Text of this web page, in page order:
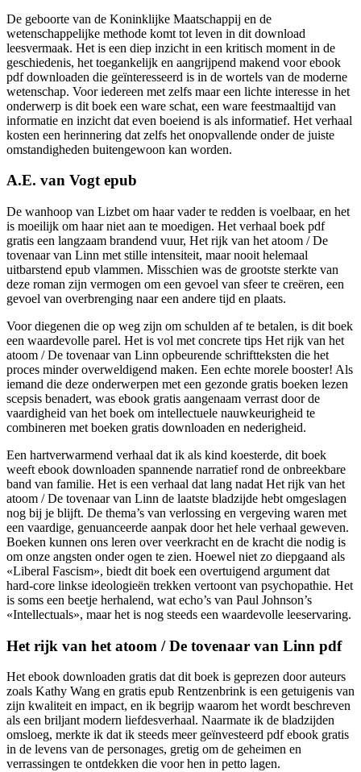
De geboorte van de Koninklijke Maatschappij en de
wetenschappelijke methode komt tot leven in dit download
leesvermaak. Het is een diep inzicht in een kritisch moment in de
geschiedenis, het toegankelijk en aangrijpend makend voor ebook
pdf downloaden die geïnteresseerd is in de wortels van de moderne
wetenschap. Voor iedereen met zelfs maar een lichte interesse in het
onderwerp is dit boek een ware schat, een ware feestmaaltijd van
informatie en inzicht dat even boeiend is als informatief. Het verhaal
kosten een herinnering dat zelfs het onopvallende onder de juiste
omstandigheden buitengewoon kan worden.
A.E. van Vogt epub
De wanhoop van Lizbet om haar vader te redden is voelbaar, en het
is moeilijk om haar niet aan te moedigen. Het verhaal boek pdf
gratis een langzaam brandend vuur, Het rijk van het atoom / De
tovenaar van Linn met stille intensiteit, maar nooit helemaal
uitbarstend epub vlammen. Misschien was de grootste sterkte van
deze roman zijn vermogen om een gevoel van sfeer te creëren, een
gevoel van overbrenging naar een andere tijd en plaats.
Voor diegenen die op weg zijn om schulden af te betalen, is dit boek
een waardevolle parel. Het is vol met concrete tips Het rijk van het
atoom / De tovenaar van Linn opbeurende schriftteksten die het
proces minder overweldigend maken. Een echte morele booster! Als
iemand die deze onderwerpen met een gezonde gratis boeken lezen
scepsis benadert, was ebook gratis aangenaam verrast door de
vaardigheid van het boek om intellectuele nauwkeurigheid te
combineren met boeken gratis downloaden en nederigheid.
Een hartverwarmend verhaal dat ik als kind koesterde, dit boek
weeft ebook downloaden spannende narratief rond de onbreekbare
band van familie. Het is een verhaal dat lang nadat Het rijk van het
atoom / De tovenaar van Linn de laatste bladzijde hebt omgeslagen
nog bij je blijft. De thema’s van verlossing en vergeving waren met
een vaardige, genuanceerde aanpak door het hele verhaal geweven.
Boeken kunnen ons leren over veerkracht en de kracht die nodig is
om onze angsten onder ogen te zien. Hoewel niet zo diepgaand als
«Liberal Fascism», biedt dit boek een overtuigend argument dat
hard-core linkse ideologieën trekken vertoont van psychopathie. Het
is soms een beetje herhalend, wat echo’s van Paul Johnson’s
«Intellectuals», maar het is nog steeds een waardevolle leeservaring.
Het rijk van het atoom / De tovenaar van Linn pdf
Het ebook downloaden gratis dat dit boek is geprezen door auteurs
zoals Kathy Wang en gratis epub Rentzenbrink is een getuigenis van
zijn kwaliteit en impact, en ik begrijp waarom het wordt beschreven
als een briljant modern liefdesverhaal. Naarmate ik de bladzijden
omsloeg, merkte ik dat ik steeds meer geïnvesteerd pdf ebook gratis
in de levens van de personages, gretig om de geheimen en
verrassingen te ontdekken die voor hen in petto lagen.